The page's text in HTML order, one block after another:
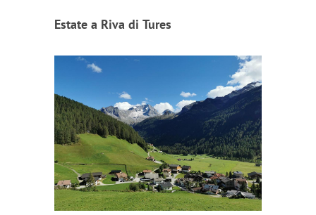
Estate a Riva di Tures